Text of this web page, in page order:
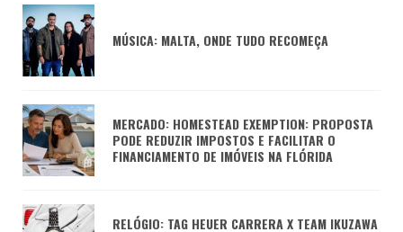
MÚSICA: MALTA, ONDE TUDO RECOMEÇA
MERCADO: HOMESTEAD EXEMPTION: PROPOSTA
PODE REDUZIR IMPOSTOS E FACILITAR O
FINANCIAMENTO DE IMÓVEIS NA FLÓRIDA
RELÓGIO: TAG HEUER CARRERA X TEAM IKUZAWA